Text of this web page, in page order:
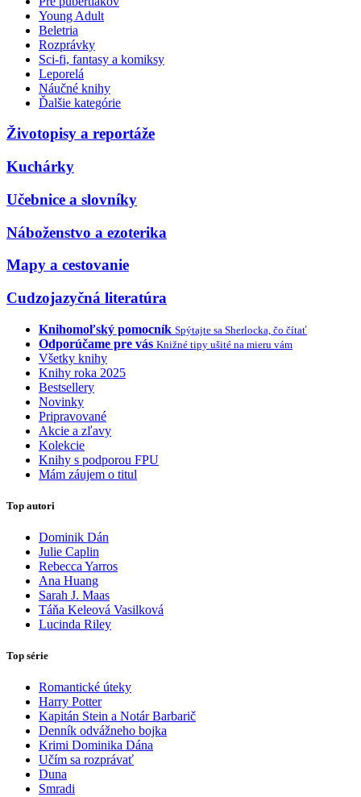
Young Adult
Beletria
Rozprávky
Sci-fi, fantasy a komiksy
Leporelá
Náučné knihy
Ďalšie kategórie
Životopisy a reportáže
Kuchárky
Učebnice a slovníky
Náboženstvo a ezoterika
Mapy a cestovanie
Cudzojazyčná literatúra
Knihomoľský pomocník Spýtajte sa Sherlocka, čo čítať
Odporúčame pre vás Knižné tipy ušité na mieru vám
Všetky knihy
Knihy roka 2025
Bestsellery
Novinky
Pripravované
Akcie a zľavy
Kolekcie
Knihy s podporou FPU
Mám záujem o titul
Top autori
Dominik Dán
Julie Caplin
Rebecca Yarros
Ana Huang
Sarah J. Maas
Táňa Keleová Vasilková
Lucinda Riley
Top série
Romantické úteky
Harry Potter
Kapitán Stein a Notár Barbarič
Denník odvážneho bojka
Krimi Dominika Dána
Učím sa rozprávať
Duna
Smradi